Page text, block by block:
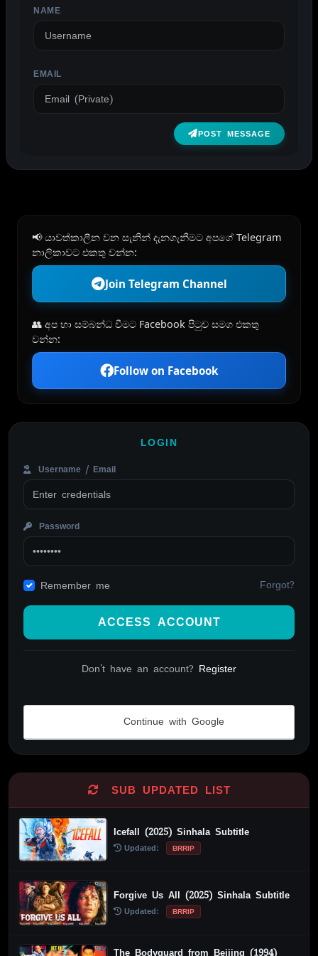
NAME
EMAIL
POST MESSAGE
📢 යාවත්කාලීන වන සැනින් දැනගැනීමට අපගේ Telegram
නාලිකාවට එකතු වන්න:
Join Telegram Channel
👥 අප හා සම්බන්ධ වීමට Facebook පිටුව සමග එකතු
වන්න:
Follow on Facebook
LOGIN
Username / Email
Password
Remember me Forgot?
ACCESS ACCOUNT
Don't have an account? Register
Continue with Google
SUB UPDATED LIST
Icefall (2025) Sinhala Subtitle
Updated: BRRIP
Forgive Us All (2025) Sinhala Subtitle
Updated: BRRIP
The Bodyguard from Beijing (1994)